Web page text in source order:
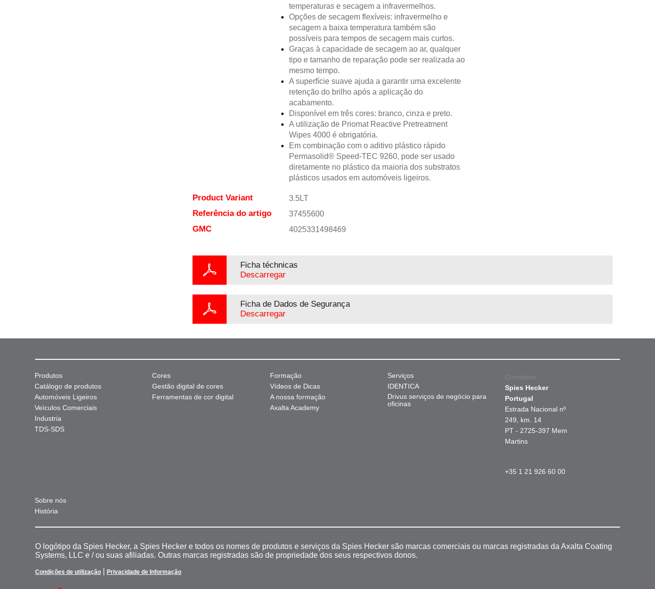
temperaturas e secagem a infravermelhos.
Opções de secagem flexíveis: infravermelho e
secagem a baixa temperatura também são
possíveis para tempos de secagem mais curtos.
Graças à capacidade de secagem ao ar, qualquer
tipo e tamanho de reparação pode ser realizada ao
mesmo tempo.
A superfície suave ajuda a garantir uma excelente
retenção do brilho após a aplicação do
acabamento.
Disponível em três cores: branco, cinza e preto.
A utilização de Priomat Reactive Pretreatment
Wipes 4000 é obrigatória.
Em combinação com o aditivo plástico rápido
Permasolid® Speed-TEC 9260, pode ser usado
diretamente no plástico da maioria dos substratos
plásticos usados em automóveis ligeiros.
Product Variant 3.5LT
Referência do artigo 37455600
GMC 4025331498469
Ficha téchnicas
Descarregar
Ficha de Dados de Segurança
Descarregar
Produtos
Catálogo de produtos
Automóveis Ligeiros
Veículos Comerciais
Industria
TDS-SDS
Cores
Gestão digital de cores
Ferramentas de cor digital
Formação
Vídeos de Dicas
A nossa formação
Axalta Academy
Serviços
IDENTICA
Drivus serviços de negócio para
oficinas
Sobre nós
História
Contactos
Spies Hecker
Portugal
Estrada Nacional nº
249, km. 14
PT - 2725-397 Mem
Martins
+35 1 21 926 60 00
O logótipo da Spies Hecker, a Spies Hecker e todos os nomes de produtos e serviços da Spies Hecker são marcas comerciais ou marcas registradas da Axalta Coating
Systems, LLC e / ou suas afiliadas. Outras marcas registradas são de propriedade dos seus respectivos donos.
Condições de utilização Privacidade de Informação